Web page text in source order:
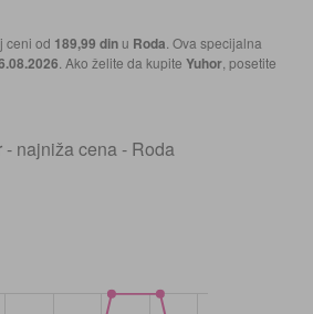
ceni od 189,99 din u Roda . Ova specijalna
. Ako želite da kupite Yuhor , posetite
- najniža cena - Roda